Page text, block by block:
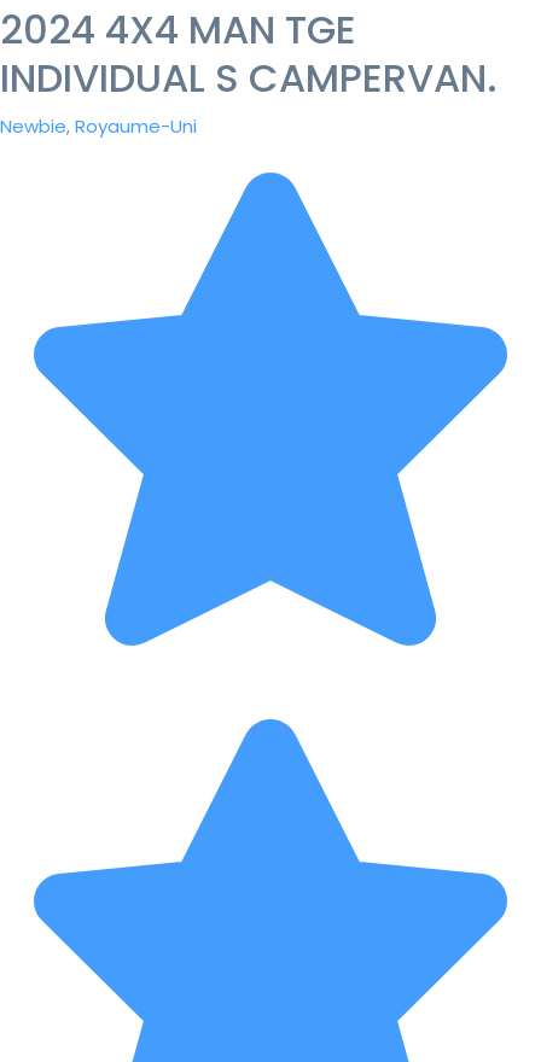
2024 4X4 MAN TGE
INDIVIDUAL S CAMPERVAN.
Newbie, Royaume-Uni